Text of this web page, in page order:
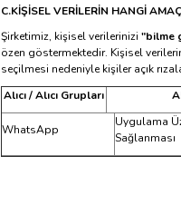
C.KİŞİSEL VERİLERİN HANGİ
Şirketimiz, kişisel verilerinizi "bilme
özen göstermektedir. Kişisel
seçilmesi nedeniyle kişiler açık
Alıcı / Alıcı Grupları
WhatsApp
Uygulama
Sağlanması